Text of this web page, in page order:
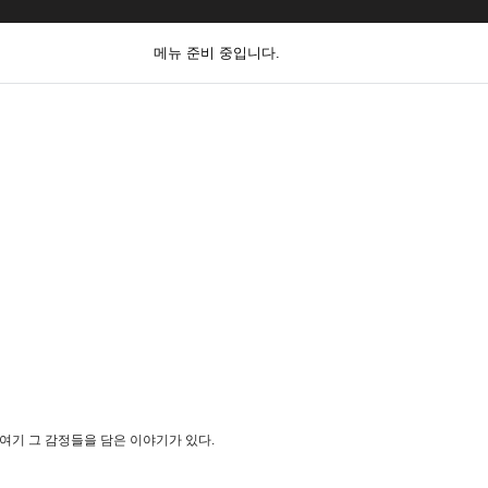
메뉴 준비 중입니다.
기 그 감정들을 담은 이야기가 있다.